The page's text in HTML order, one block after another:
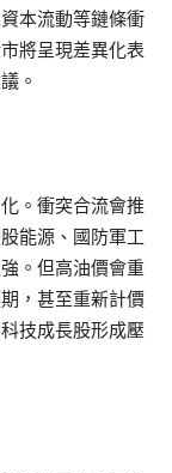
本流動等鏈條衝
將呈現差異化表
。
。衝突合流會推
能源、國防軍工
。但高油價會重
，甚至重新計價
技成長股形成壓